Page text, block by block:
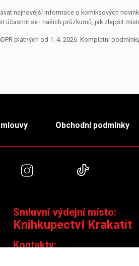
nejnovější informace o komiksových
se i našich průzkumů, jak zlepšit
platných od 1. 4. 2026. Kompletní
Obchodní podmínky
Instagram
Smluvní výdejní místo:
Knihkupectví Krakatit
Kontakty: